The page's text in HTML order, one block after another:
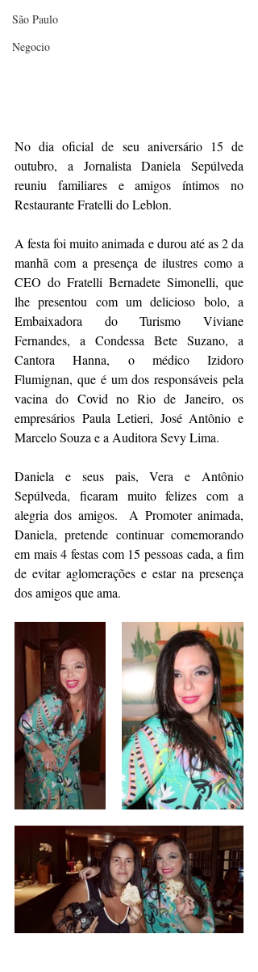
São Paulo
Negocio
No dia oficial de seu aniversário 15 de
outubro, a Jornalista Daniela Sepúlveda
reuniu familiares e amigos íntimos no
Restaurante Fratelli do Leblon.
A festa foi muito animada e durou até as 2 da
manhã com a presença de ilustres como a
CEO do Fratelli Bernadete Simonelli, que
lhe presentou com um delicioso bolo, a
Embaixadora do Turismo Viviane
Fernandes, a Condessa Bete Suzano, a
Cantora Hanna, o médico Izidoro
Flumignan, que é um dos responsáveis pela
vacina do Covid no Rio de Janeiro, os
empresários Paula Letieri, José Antônio e
Marcelo Souza e a Auditora Sevy Lima.
Daniela e seus pais, Vera e Antônio
Sepúlveda, ficaram muito felizes com a
alegria dos amigos.  A Promoter animada,
Daniela, pretende continuar comemorando
em mais 4 festas com 15 pessoas cada, a fim
de evitar aglomerações e estar na presença
dos amigos que ama.